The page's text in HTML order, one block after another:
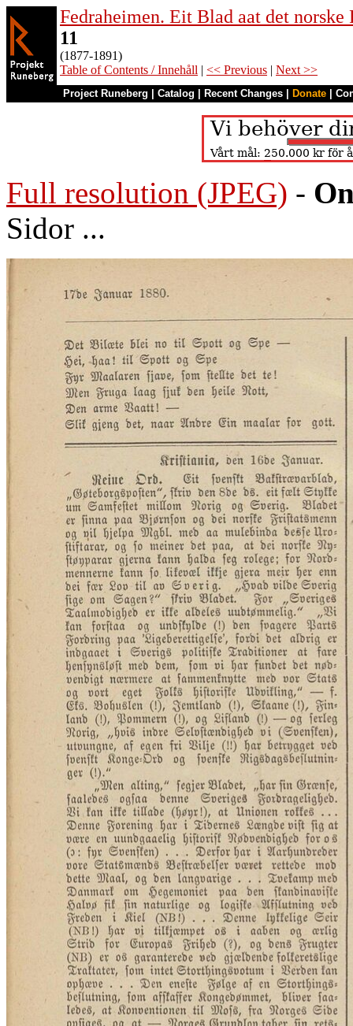
Fedraheimen. Eit Blad aat det norske
11
(1877-1891)
Table of Contents / Innehåll | << Previous | Next >>
Project Runeberg Catalog Recent Changes Donate
Full resolution (JPEG) -
Sidor ...